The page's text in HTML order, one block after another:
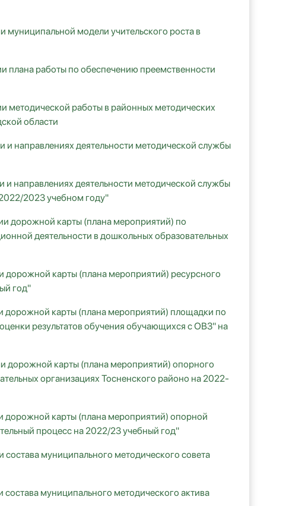
модели учительского роста в
работы по обеспечению преемственности
работы в районных методических
области
деятельности методической службы
деятельности методической службы
2023 учебном году"
карты (плана мероприятий) по
деятельности в дошкольных образовательных
карты (плана мероприятий) ресурсного
год"
карты (плана мероприятий) площадки по
результатов обучения обучающихся с ОВЗ" на
карты (плана мероприятий) опорного
организациях Тосненского районо на 2022-
карты (плана мероприятий) опорной
процесс на 2022/23 учебный год"
муниципального методического совета
муниципального методического актива